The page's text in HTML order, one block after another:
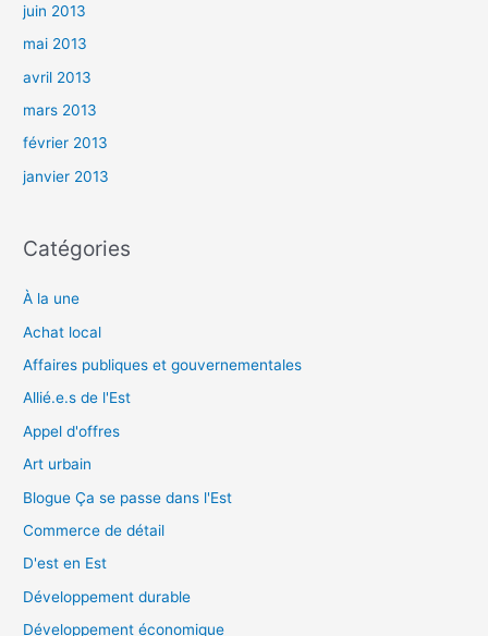
juin 2013
mai 2013
avril 2013
mars 2013
février 2013
janvier 2013
Catégories
À la une
Achat local
Affaires publiques et gouvernementales
Allié.e.s de l'Est
Appel d'offres
Art urbain
Blogue Ça se passe dans l'Est
Commerce de détail
D'est en Est
Développement durable
Développement économique